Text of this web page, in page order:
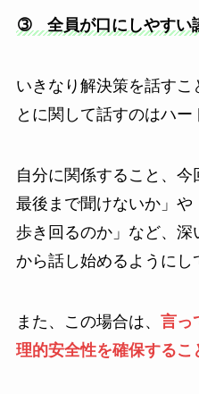
➂ 全員が口にしやすい
いきなり解決策を話すこ
とに関して話すのはハー
自分に関係すること、
最後まで聞けないか」や
歩き回るのか」など、深
から話し始めるようにし
また、この場合は、 言っ
理的安全性を確保するこ